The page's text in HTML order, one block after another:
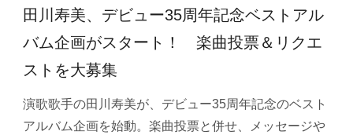
田川寿美、デビュー35周年記念ベストアル
バム企画がスタート！ 楽曲投票＆リクエ
ストを大募集
演歌歌手の田川寿美が、デビュー35周年記念のベスト
アルバム企画を始動。楽曲投票と併せ、メッセージや